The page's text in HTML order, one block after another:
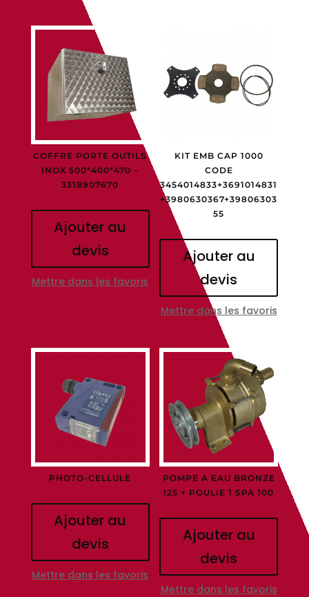
COFFRE PORTE OUTILS
INOX 500*400*470 –
3318907670
Ajouter au
devis
Mettre dans les favoris
KIT EMB CAP 1000
CODE
3454014833+3691014831
+3980630367+39806303
55
Ajouter au
devis
Mettre dans les favoris
PHOTO-CELLULE
Ajouter au
devis
Mettre dans les favoris
POMPE A EAU BRONZE
I25 + POULIE 1 SPA 100
Ajouter au
devis
Mettre dans les favoris